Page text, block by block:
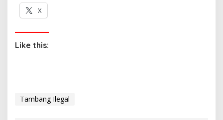
X
Like this:
Tambang Ilegal